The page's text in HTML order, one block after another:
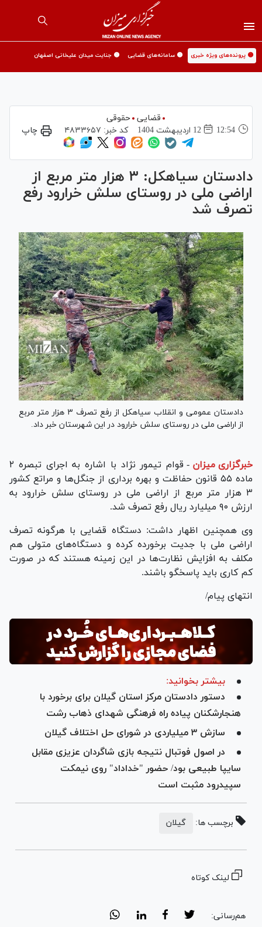
🟡 پرونده‌های ویژه خبری 🟡 سامانه‌های قضایی 🟡 جنایت میدان علیخانی اصفهان
قضایی حقوقی
12:54
12 ارديبهشت 1404 کد خبر: ۴۸۳۳۶۵۷ چاپ
دادستان سیاهکل: ۳ هزار متر مربع از
اراضی ملی در روستای سلش خرارود رفع
تصرف شد
دادستان عمومی و انقلاب سیاهکل از رفع تصرف ۳ هزار متر مربع
از اراضی ملی در روستای سلش خرارود در این شهرستان خبر داد.
خبرگزاری میزان -
قوام تیمور نژاد با اشاره به اجرای تبصره ۲
ماده ۵۵ قانون حفاظت و بهره برداری از جنگل‌ها و مراتع کشور
۳ هزار متر مربع از اراضی ملی در روستای سلش خرارود به
ارزش ۹۰ میلیارد ریال رفع تصرف شد.
وی همچنین اظهار داشت: دستگاه قضایی با هرگونه تصرف
اراضی ملی با جدیت برخورده کرده و دستگاه‌های متولی هم
مکلف به افزایش نظارت‌ها در این زمینه هستند که در صورت
کم کاری باید پاسخگو باشند.
انتهای پیام/
بیشتر بخوانید:
دستور دادستان مرکز استان گیلان برای برخورد با
هنجارشکنان پیاده راه فرهنگی شهدای ذهاب رشت
سازش ٣ میلیاردی در شورای حل اختلاف گیلان
در اصول فوتبال نتیجه بازی شاگردان عزیزی مقابل
سایپا طبیعی بود/ حضور "خداداد" روی نیمکت
سپیدرود مثبت است
برچسب ها: گیلان
لینک کوتاه
هم‌رسانی: